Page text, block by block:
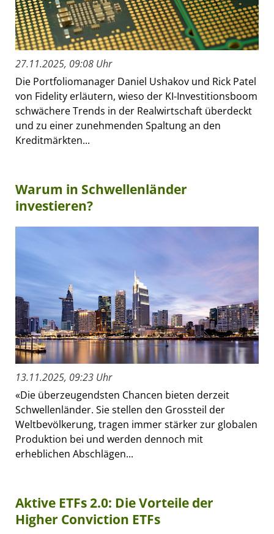
27.11.2025, 09:08 Uhr
Die Portfoliomanager Daniel Ushakov und Rick Patel
von Fidelity erläutern, wieso der KI-Investitionsboom
schwächere Trends in der Realwirtschaft überdeckt
und zu einer zunehmenden Spaltung an den
Kreditmärkten...
Warum in Schwellenländer
investieren?
13.11.2025, 09:23 Uhr
«Die überzeugendsten Chancen bieten derzeit
Schwellenländer. Sie stellen den Grossteil der
Weltbevölkerung, tragen immer stärker zur globalen
Produktion bei und werden dennoch mit
erheblichen Abschlägen...
Aktive ETFs 2.0: Die Vorteile der
Higher Conviction ETFs